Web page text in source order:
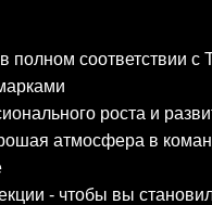
полном соответствии с
роста и
атмосфера в
- чтобы вы